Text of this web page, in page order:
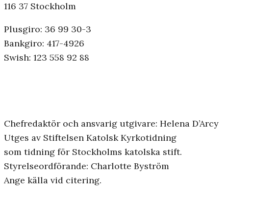
116 37 Stockholm
Plusgiro: 36 99 30-3
Bankgiro: 417-4926
Swish: 123 558 92 88
Chefredaktör och ansvarig utgivare: Helena D’Arcy
Utges av Stiftelsen Katolsk Kyrkotidning
som tidning för Stockholms katolska stift.
Styrelseordförande: Charlotte Byström
Ange källa vid citering.